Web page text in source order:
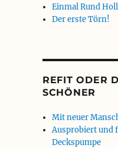
Einmal Rund
Der erste Törn!
REFIT ODER
SCHÖNER
Mit neuer
Ausprobiert und
Deckspumpe